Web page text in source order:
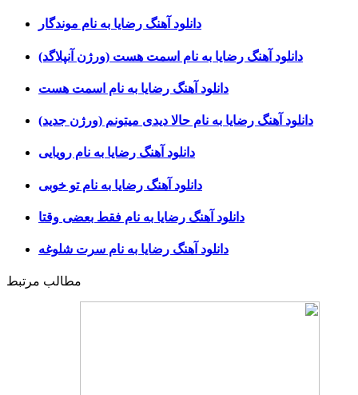
دانلود آهنگ رضایا به نام موندگار
دانلود آهنگ رضایا به نام اسمت هست (ورژن آنپلاگد)
دانلود آهنگ رضایا به نام اسمت هست
دانلود آهنگ رضایا به نام حالا دیدی میتونم (ورژن جدید)
دانلود آهنگ رضایا به نام رویایی
دانلود آهنگ رضایا به نام تو خوبی
دانلود آهنگ رضایا به نام فقط بعضی وقتا
دانلود آهنگ رضایا به نام سرت شلوغه
مطالب مرتبط